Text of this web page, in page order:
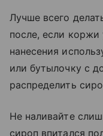
Лучше всего
после, если
нанесения
или бутылочку с
распределить
Не наливайте
сироп впитался